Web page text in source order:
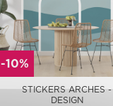
-10%
STICKERS ARCHES -
DESIGN